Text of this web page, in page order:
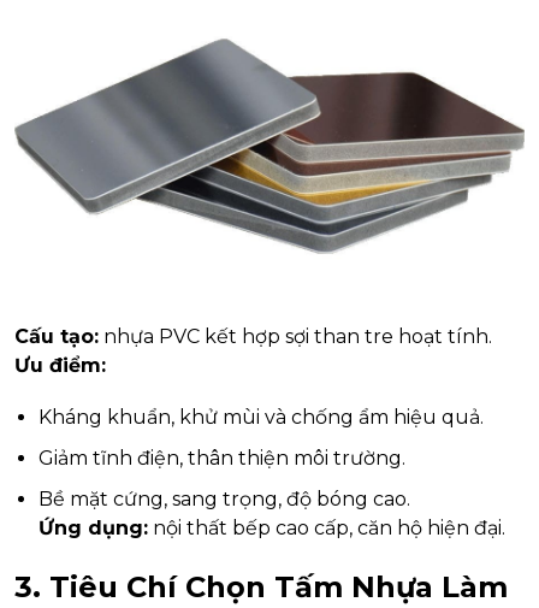
Cấu tạo: nhựa PVC kết hợp sợi than tre hoạt tính.
Ưu điểm:
Kháng khuẩn, khử mùi và chống ẩm hiệu quả.
Giảm tĩnh điện, thân thiện môi trường.
Bề mặt cứng, sang trọng, độ bóng cao.
Ứng dụng: nội thất bếp cao cấp, căn hộ hiện đại.
3. Tiêu Chí Chọn Tấm Nhựa Làm